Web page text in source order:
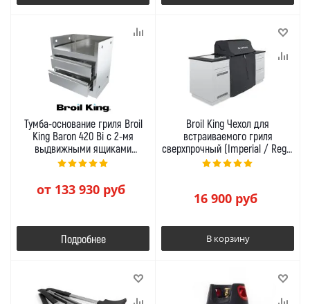
Тумба-основание гриля Broil
King Baron 420 Bi с 2-мя
выдвижными ящиками
стальной
от 133 930 руб
Подробнее
Broil King Чехол для
встраиваемого гриля
сверхпрочный (Imperial / Regal
/ Baron 400 встройка)
16 900руб
В корзину